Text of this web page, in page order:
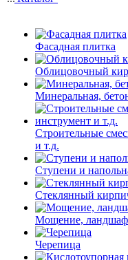
Фасадная плитка
Облицовочный
Минеральная,
Строительные
и т.д.
Ступени и
Cтеклянный
Мощение,
Черепица